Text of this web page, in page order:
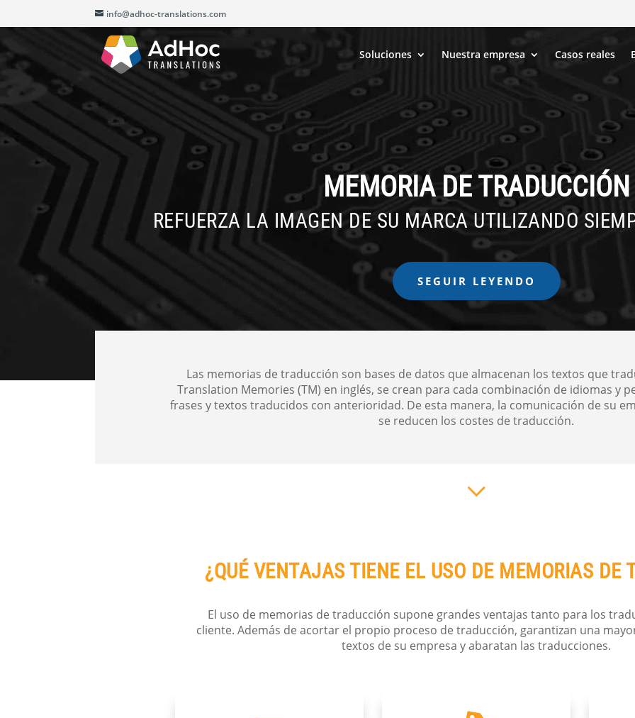
info@adhoc-translations.com
Soluciones Nuestra empresa Casos reales
MEMORIA DE TRADUCCIÓN
REFUERZA LA IMAGEN DE SU MARCA UTILIZANDO
SEGUIR LEYENDO
Las memorias de traducción son bases de datos que almacenan los textos que
Translation Memories (TM) en inglés, se crean para cada combinación de idiomas y
frases y textos traducidos con anterioridad. De esta manera, la comunicación de su
se reducen los costes de traducción.
¿QUÉ VENTAJAS TIENE EL USO DE MEMORIAS DE
El uso de memorias de traducción supone grandes ventajas tanto para los
cliente. Además de acortar el propio proceso de traducción, garantizan una
textos de su empresa y abaratan las traducciones.